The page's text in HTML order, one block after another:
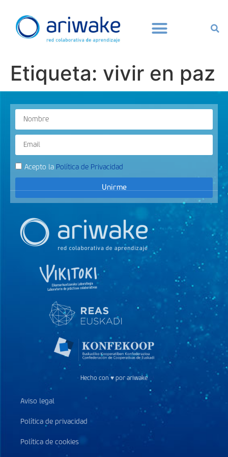
Etiqueta: vivir en paz
Acepto la Política de Privacidad
Unirme
Hecho con ♥ por ariwake
Aviso legal
Política de privacidad
Política de cookies